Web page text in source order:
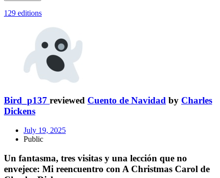
129 editions
Bird_p137 reviewed Cuento de Navidad by Charles
Dickens
July 19, 2025
Public
Un fantasma, tres visitas y una lección que no
envejece: Mi reencuentro con A Christmas Carol de